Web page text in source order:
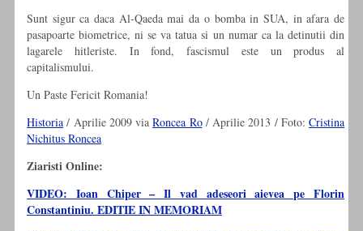
Sunt sigur ca daca Al-Qaeda mai da o bomba in SUA, in afara de
pasapoarte biometrice, ni se va tatua si un numar ca la detinutii din
lagarele hitleriste. In fond, fascismul este un produs al
capitalismului.
Un Paste Fericit Romania!
Historia / Aprilie 2009 viaRoncea Ro/ Aprilie 2013 / Foto: Cristina
Nichitus Roncea
Ziaristi Online:
VIDEO: Ioan Chiper – Il vad adeseori aievea pe Florin
Constantiniu. EDITIE IN MEMORIAM